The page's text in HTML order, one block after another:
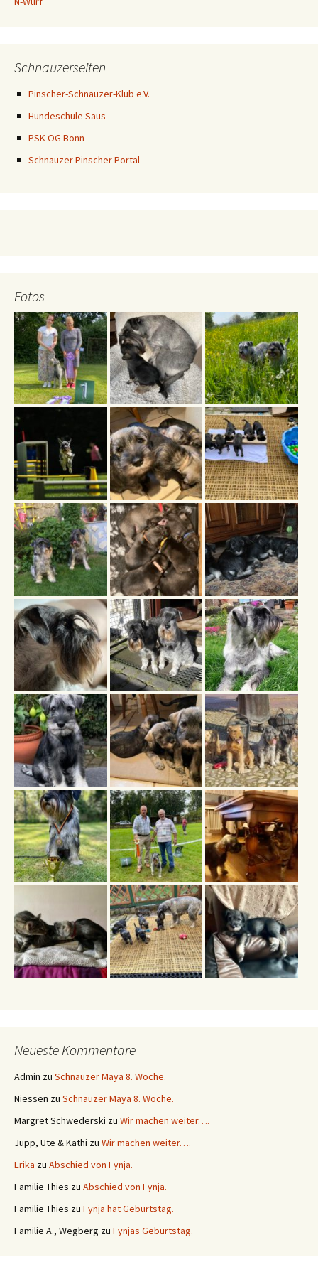
Schnauzerseiten
Pinscher-Schnauzer-Klub e.V.
Hundeschule Saus
PSK OG Bonn
Schnauzer Pinscher Portal
Fotos
Neueste Kommentare
Admin zu Schnauzer Maya 8. Woche.
Niessen zu Schnauzer Maya 8. Woche.
Margret Schwederski zu Wir machen weiter….
Jupp, Ute & Kathi zu Wir machen weiter….
Erika zu Abschied von Fynja.
Familie Thies zu Abschied von Fynja.
Familie Thies zu Fynja hat Geburtstag.
Familie A., Wegberg zu Fynjas Geburtstag.